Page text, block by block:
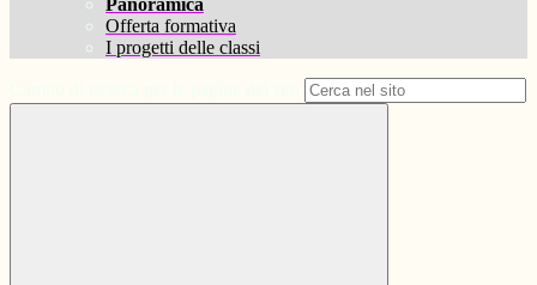
Panoramica
Offerta formativa
I progetti delle classi